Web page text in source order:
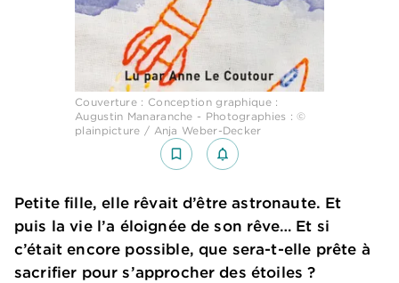
Couverture : Conception graphique :
Augustin Manaranche - Photographies : ©
plainpicture / Anja Weber-Decker
bookmark_border notifications_none_outlined
Petite fille, elle rêvait d’être astronaute. Et
puis la vie l’a éloignée de son rêve… Et si
c’était encore possible, que sera-t-elle prête à
sacrifier pour s’approcher des étoiles ?